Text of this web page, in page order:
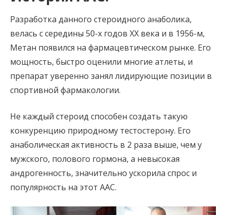
Разработка данного стероидного анаболика,
велась с середины 50-х годов ХХ века и в 1956-м,
Метан появился на фармацевтическом рынке. Его
мощность, быстро оценили многие атлеты, и
препарат уверенно занял лидирующие позиции в
спортивной фармакологии.
Не каждый стероид способен создать такую
конкуренцию природному тестостерону. Его
анаболическая активность в 2 раза выше, чем у
мужского, полового гормона, а невысокая
андрогенность, значительно ускорила спрос и
популярность на этот ААС.